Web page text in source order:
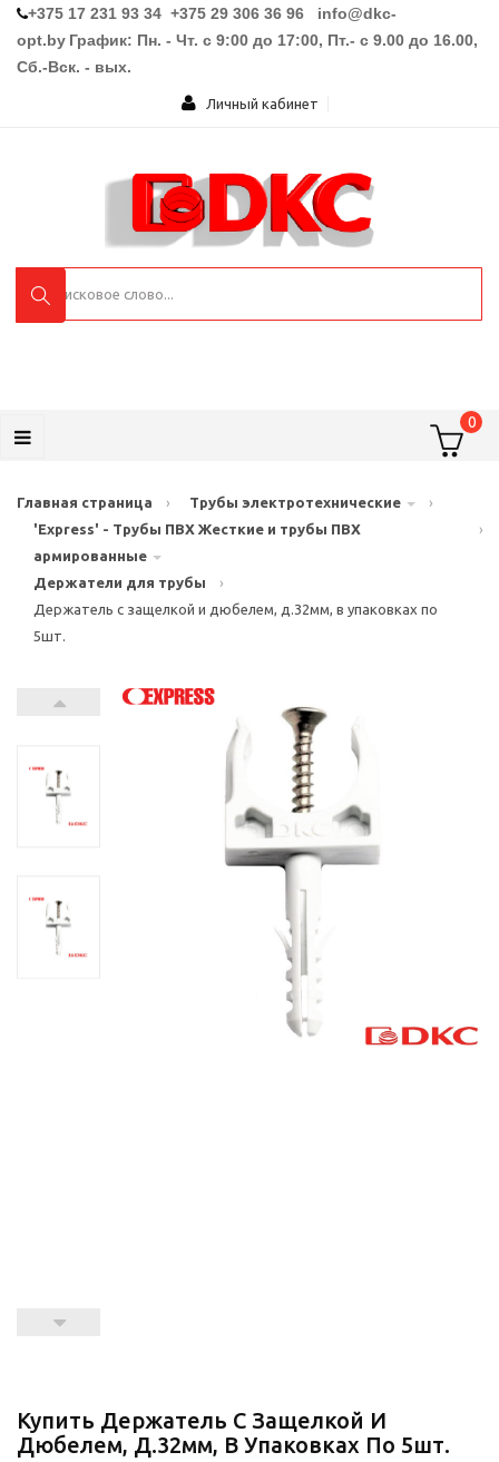
+375 17 231 93 34 +375 29 306 36 96 info@dkc-
opt.by График: Пн. - Чт. с 9:00 до 17:00, Пт.- с 9.00 до 16.00,
Сб.-Вск. - вых.
Личный кабинет
0
Главная страница › Трубы электротехнические
›
'Express' - Трубы ПВХ Жесткие и трубы ПВХ
армированные
›
Держатели для трубы
›
Держатель с защелкой и дюбелем, д.32мм, в упаковках по
5шт.
Купить Держатель С Защелкой И
Дюбелем, Д.32мм, В Упаковках По 5шт.